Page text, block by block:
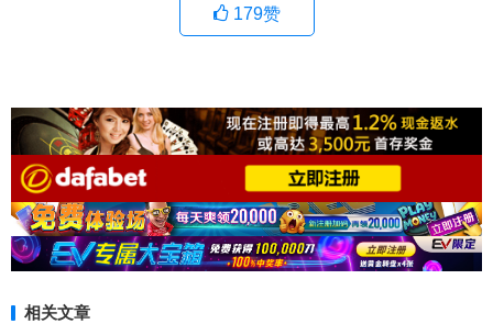
179赞
相关文章